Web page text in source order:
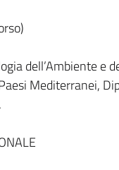
dell’Ambiente e
Mediterranei,